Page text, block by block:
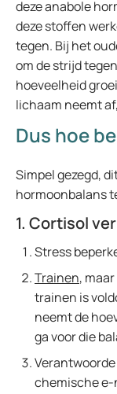
deze anabole
deze stoffen
tegen. Bij het
om de strijd
hoeveelheid
lichaam neemt
Dus hoe
Simpel gezegd,
hormoonbalans
1. Cortisol
Stress
Trainen,
trainen is
neemt de
ga voor die
chemische